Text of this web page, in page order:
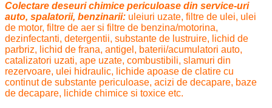
Colectare deseuri chimice periculoase din service-uri
auto, spalatorii, benzinarii: uleiuri uzate, filtre de ulei, ulei
de motor, filtre de aer si filtre de benzina/motorina,
dezinfectanti, detergentii, substante de lustruire, lichid de
parbriz, lichid de frana, antigel, baterii/acumulatori auto,
catalizatori uzati, ape uzate, combustibili, slamuri din
rezervoare, ulei hidraulic, lichide apoase de clatire cu
continut de substante periculoase, acizi de decapare, baze
de decapare, lichide chimice si toxice etc.